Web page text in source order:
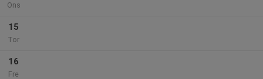
Ons
15
Tor
16
Fre